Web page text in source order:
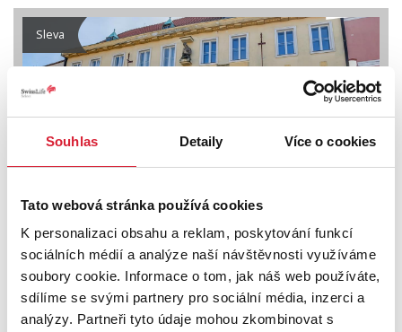
Souhlas Detaily Více o cookies
Tato webová stránka používá cookies
K personalizaci obsahu a reklam, poskytování funkcí
sociálních médií a analýze naší návštěvnosti využíváme
soubory cookie. Informace o tom, jak náš web používáte,
sdílíme se svými partnery pro sociální média, inzerci a
analýzy. Partneři tyto údaje mohou zkombinovat s
KONTAKT
Sleva
Prodej činžovního domu 1250 m2 Masarykovo
nám., Třeboň
36 500 000 Kč